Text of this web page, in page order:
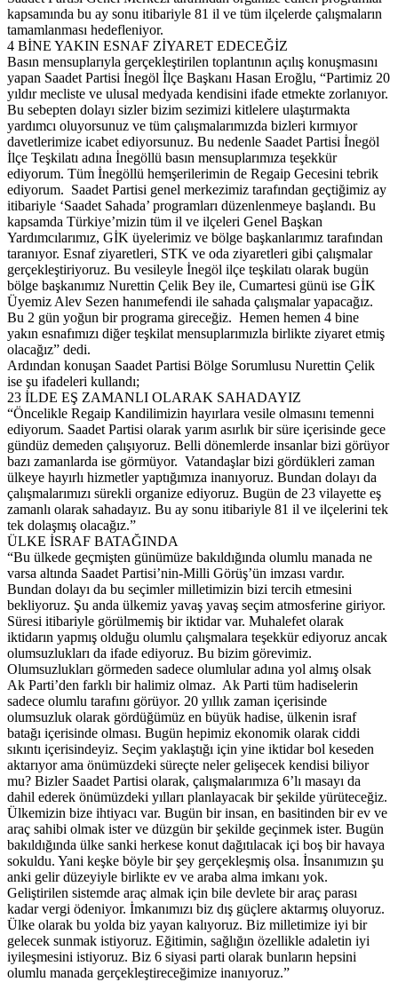
kapsamında bu ay sonu itibariyle 81 il ve tüm ilçelerde çalışmaların
tamamlanması hedefleniyor.
4 BİNE YAKIN ESNAF ZİYARET EDECEĞİZ
Basın mensuplarıyla gerçekleştirilen toplantının açılış konuşmasını
yapan Saadet Partisi İnegöl İlçe Başkanı Hasan Eroğlu, “Partimiz 20
yıldır mecliste ve ulusal medyada kendisini ifade etmekte zorlanıyor.
Bu sebepten dolayı sizler bizim sezimizi kitlelere ulaştırmakta
yardımcı oluyorsunuz ve tüm çalışmalarımızda bizleri kırmıyor
davetlerimize icabet ediyorsunuz. Bu nedenle Saadet Partisi İnegöl
İlçe Teşkilatı adına İnegöllü basın mensuplarımıza teşekkür
ediyorum. Tüm İnegöllü hemşerilerimin de Regaip Gecesini tebrik
ediyorum. Saadet Partisi genel merkezimiz tarafından geçtiğimiz ay
itibariyle ‘Saadet Sahada’ programları düzenlenmeye başlandı. Bu
kapsamda Türkiye’mizin tüm il ve ilçeleri Genel Başkan
Yardımcılarımız, GİK üyelerimiz ve bölge başkanlarımız tarafından
taranıyor. Esnaf ziyaretleri, STK ve oda ziyaretleri gibi çalışmalar
gerçekleştiriyoruz. Bu vesileyle İnegöl ilçe teşkilatı olarak bugün
bölge başkanımız Nurettin Çelik Bey ile, Cumartesi günü ise GİK
Üyemiz Alev Sezen hanımefendi ile sahada çalışmalar yapacağız.
Bu 2 gün yoğun bir programa gireceğiz. Hemen hemen 4 bine
yakın esnafımızı diğer teşkilat mensuplarımızla birlikte ziyaret etmiş
olacağız” dedi.
Ardından konuşan Saadet Partisi Bölge Sorumlusu Nurettin Çelik
ise şu ifadeleri kullandı;
23 İLDE EŞ ZAMANLI OLARAK SAHADAYIZ
“Öncelikle Regaip Kandilimizin hayırlara vesile olmasını temenni
ediyorum. Saadet Partisi olarak yarım asırlık bir süre içerisinde gece
gündüz demeden çalışıyoruz. Belli dönemlerde insanlar bizi görüyor
bazı zamanlarda ise görmüyor. Vatandaşlar bizi gördükleri zaman
ülkeye hayırlı hizmetler yaptığımıza inanıyoruz. Bundan dolayı da
çalışmalarımızı sürekli organize ediyoruz. Bugün de 23 vilayette eş
zamanlı olarak sahadayız. Bu ay sonu itibariyle 81 il ve ilçelerini tek
tek dolaşmış olacağız.”
ÜLKE İSRAF BATAĞINDA
“Bu ülkede geçmişten günümüze bakıldığında olumlu manada ne
varsa altında Saadet Partisi’nin-Milli Görüş’ün imzası vardır.
Bundan dolayı da bu seçimler milletimizin bizi tercih etmesini
bekliyoruz. Şu anda ülkemiz yavaş yavaş seçim atmosferine giriyor.
Süresi itibariyle görülmemiş bir iktidar var. Muhalefet olarak
iktidarın yapmış olduğu olumlu çalışmalara teşekkür ediyoruz ancak
olumsuzlukları da ifade ediyoruz. Bu bizim görevimiz.
Olumsuzlukları görmeden sadece olumlular adına yol almış olsak
Ak Parti’den farklı bir halimiz olmaz. Ak Parti tüm hadiselerin
sadece olumlu tarafını görüyor. 20 yıllık zaman içerisinde
olumsuzluk olarak gördüğümüz en büyük hadise, ülkenin israf
batağı içerisinde olması. Bugün hepimiz ekonomik olarak ciddi
sıkıntı içerisindeyiz. Seçim yaklaştığı için yine iktidar bol keseden
aktarıyor ama önümüzdeki süreçte neler gelişecek kendisi biliyor
mu? Bizler Saadet Partisi olarak, çalışmalarımıza 6’lı masayı da
dahil ederek önümüzdeki yılları planlayacak bir şekilde yürüteceğiz.
Ülkemizin bize ihtiyacı var. Bugün bir insan, en basitinden bir ev ve
araç sahibi olmak ister ve düzgün bir şekilde geçinmek ister. Bugün
bakıldığında ülke sanki herkese konut dağıtılacak içi boş bir havaya
sokuldu. Yani keşke böyle bir şey gerçekleşmiş olsa. İnsanımızın şu
anki gelir düzeyiyle birlikte ev ve araba alma imkanı yok.
Geliştirilen sistemde araç almak için bile devlete bir araç parası
kadar vergi ödeniyor. İmkanımızı biz dış güçlere aktarmış oluyoruz.
Ülke olarak bu yolda biz yayan kalıyoruz. Biz milletimize iyi bir
gelecek sunmak istiyoruz. Eğitimin, sağlığın özellikle adaletin iyi
iyileşmesini istiyoruz. Biz 6 siyasi parti olarak bunların hepsini
olumlu manada gerçekleştireceğimize inanıyoruz.”